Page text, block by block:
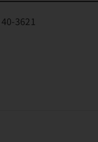
40-3621